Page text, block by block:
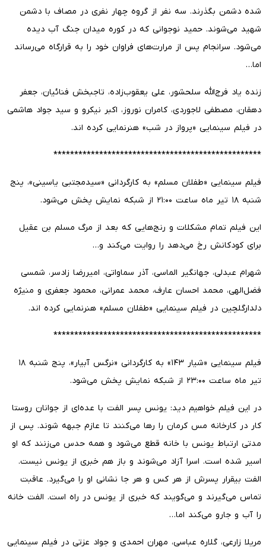
شده دشمن بگذرند. سه نفر از گروه چهار نفری در مصاف با دشمن
شهید می‌شوند. حمید نوجوانی که در کوره میدان جنگ آب دیده
می‌شود. سرانجام پس از مرارت‌های فراوان خود را به قرارگاه می‌رساند
اما…
زنده یاد فرج‌الله سلحشور، علی یعقوب‌زاده، تاجبخش فنائیان، جعفر
دهقان، مصطفی لاجوردی، کامران نوروز، اکبر نیکرو و سید جواد هاشمی
در فیلم سینمایی «پرواز در شب» هنرنمایی کرده اند.
**************************************************
فیلم سینمایی «طفلان مسلم» به کارگردانی «سیدمجتبی یاسینی»، پنج
شنبه ۱۸ تیر ماه ساعت ۲۱:۰۰ از شبکه نمایش پخش می‌شود.
این فیلم تمام مشکلات و رنج‌هایی که بعد از مرگ مسلم بن عقیل
برای کودکانش رخ می‌دهد را روایت می‌کند و…
شهرام عبدلی، جهانگیر الماسی، آذر سماواتی، امیررضا زادسر، شمسی
فضل‌الهی، محمد احسان عارف، محمد عمرانی، محمود جعفری و منیژه
دلدارگلچین در فیلم سینمایی «طفلان مسلم» هنرنمایی کرده اند.
**************************************************
فیلم سینمایی «شیار ۱۴۳» به کارگردانی «نرگس آبیار»، پنج شنبه ۱۸
تیر ماه ساعت ۲۳:۰۰ از شبکه نمایش پخش می‌شود.
در این فیلم خواهیم دید: یونس پسر الفت با عده‌ای از جوانان روستا
کار در کارخانه مس کرمان را رها می‌کنند تا عازم جبهه شوند. پس از
مدتی ارتباط یونس با خانه قطع می‌شود و همه حدس می‌زنند که او
اسیر شده است. اسرا آزاد می‌شوند و باز هم خبری از یونس نیست.
الفت بیقرار پسرش از هر کس و هر جا نشانی او را می‌گیرد. عاقبت
تماس می‌گیرند و می‌گویند که خبری از یونس در راه است. الفت خانه
را آب و جارو می‌کند اما…
مریلا زارعی، گلاره عباسی، مهران احمدی و جواد عزتی در فیلم سینمایی